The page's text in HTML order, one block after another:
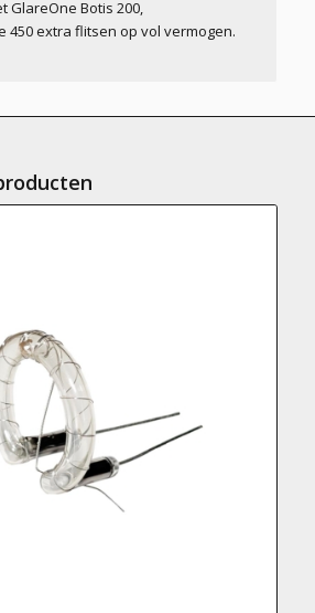
GlareOne Botis 200,
450 extra flitsen op vol vermogen.